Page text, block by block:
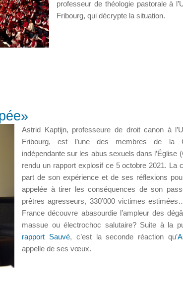
professeur de théologie pastorale à
Fribourg, qui décrypte la situation.
Astrid Kaptijn, professeure de droit canon à
Fribourg, est l’une des membres de la
indépendante sur les abus sexuels dans l’Église
rendu un rapport explosif ce 5 octobre 2021. La
part de son expérience et de ses réflexions
appelée à tirer les conséquences de son
prêtres agresseurs, 330’000 victimes
France découvre abasourdie l’ampleur des
massue ou électrochoc salutaire? Suite à la
rapport Sauvé, c’est la seconde réaction qu’
appelle de ses vœux.